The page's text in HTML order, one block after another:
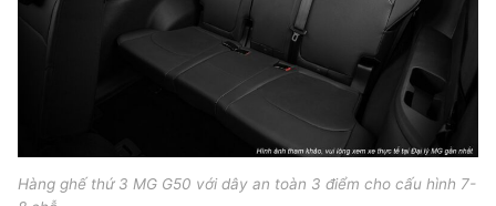
Hàng ghế thứ 3 MG G50 với dây an toàn 3 điểm cho cấu hình 7-